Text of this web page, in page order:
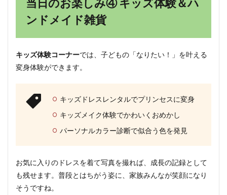
当日のお楽しみ④ キッズ体験＆ハ
ンドメイド雑貨
キッズ体験コーナーでは、子どもの「なりたい！」を叶える
変身体験ができます。
キッズドレスレンタルでプリンセスに変身
キッズメイク体験でかわいくおめかし
パーソナルカラー診断で似合う色を発見
お気に入りのドレスを着て写真を撮れば、成長の記録として
も残せます。普段とはちがう姿に、家族みんなが笑顔になり
そうですね。